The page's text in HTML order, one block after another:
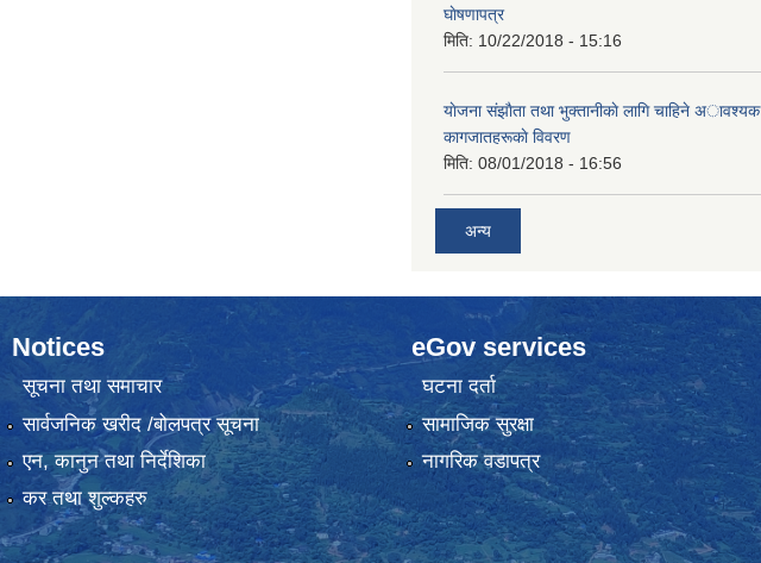
घाेषणापत्र
मिति: 10/22/2018 - 15:16
याेजना संझाैता तथा भुक्तानीकाे लागि चाहिने अावश्यक
कागजातहरूकाे विवरण
मिति: 08/01/2018 - 16:56
अन्य
Notices
सूचना तथा समाचार
सार्वजनिक खरीद /बोलपत्र सूचना
एन, कानुन तथा निर्देशिका
कर तथा शुल्कहरु
eGov services
घटना दर्ता
सामाजिक सुरक्षा
नागरिक वडापत्र